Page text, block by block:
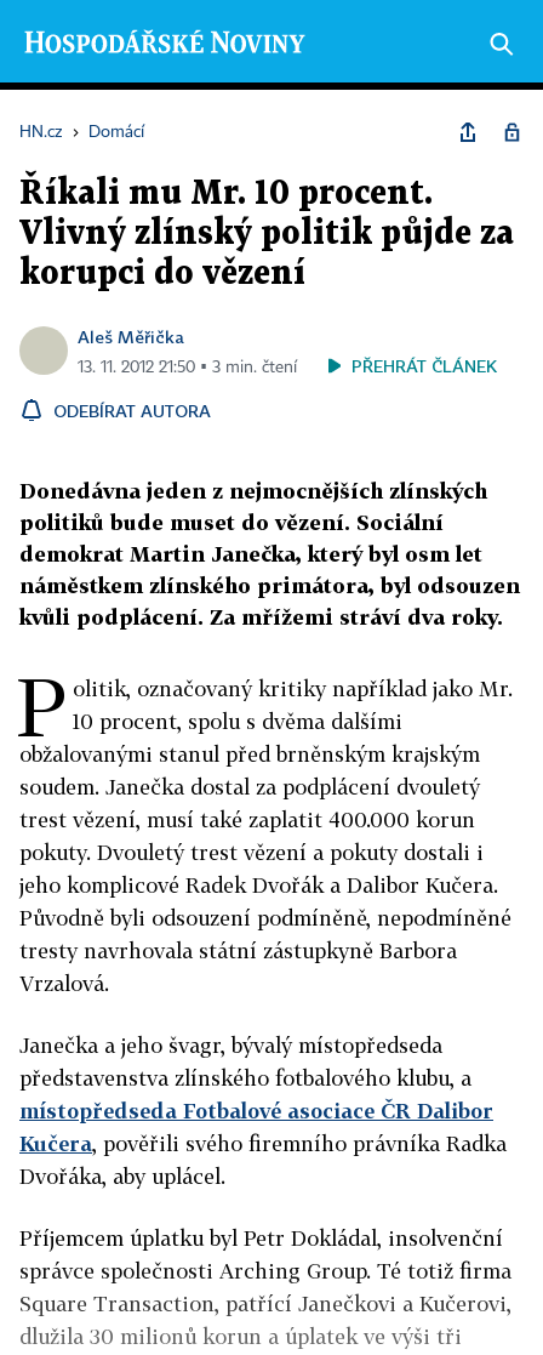
HN.cz › Domácí
Říkali mu Mr. 10 procent.
Vlivný zlínský politik půjde za
korupci do vězení
Aleš Měřička
13. 11. 2012 21:50 ▪ 3 min. čtení PŘEHRÁT ČLÁNEK
ODEBÍRAT AUTORA
Donedávna jeden z nejmocnějších zlínských
politiků bude muset do vězení. Sociální
demokrat Martin Janečka, který byl osm let
náměstkem zlínského primátora, byl odsouzen
kvůli podplácení. Za mřížemi stráví dva roky.
P olitik, označovaný kritiky například jako Mr.
10 procent, spolu s dvěma dalšími
obžalovanými stanul před brněnským krajským
soudem. Janečka dostal za podplácení dvouletý
trest vězení, musí také zaplatit 400.000 korun
pokuty. Dvouletý trest vězení a pokuty dostali i
jeho komplicové Radek Dvořák a Dalibor Kučera.
Původně byli odsouzení podmíněně, nepodmíněné
tresty navrhovala státní zástupkyně Barbora
Vrzalová.
Janečka a jeho švagr, bývalý místopředseda
představenstva zlínského fotbalového klubu, a
místopředseda Fotbalové asociace ČR Dalibor
Kučera, pověřili svého firemního právníka Radka
Dvořáka, aby uplácel.
Příjemcem úplatku byl Petr Dokládal, insolvenční
správce společnosti Arching Group. Té totiž firma
Square Transaction, patřící Janečkovi a Kučerovi,
dlužila 30 milionů korun a úplatek ve výši tři